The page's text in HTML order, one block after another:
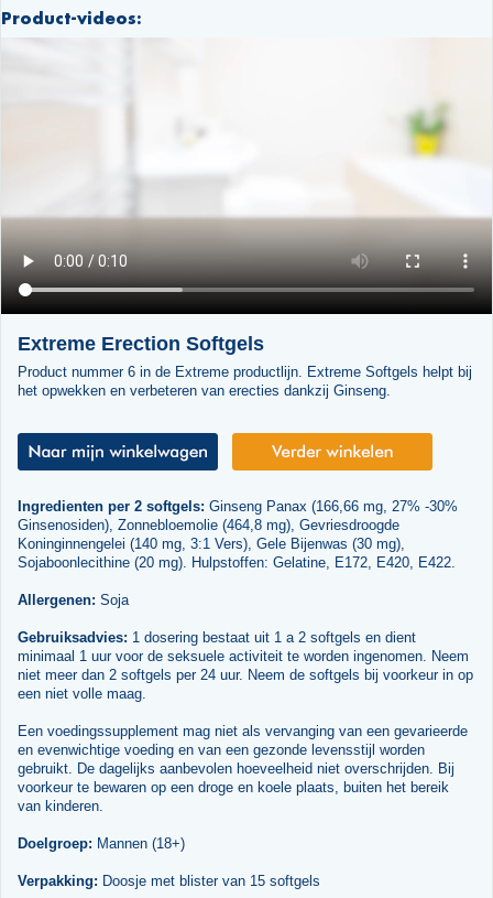
Product-videos:
Extreme Erection Softgels
Product nummer 6 in de Extreme productlijn. Extreme Softgels helpt bij
het opwekken en verbeteren van erecties dankzij Ginseng.
Ingredienten per 2 softgels: Ginseng Panax (166,66 mg, 27% -30%
Ginsenosiden), Zonnebloemolie (464,8 mg), Gevriesdroogde
Koninginnengelei (140 mg, 3:1 Vers), Gele Bijenwas (30 mg),
Sojaboonlecithine (20 mg). Hulpstoffen: Gelatine, E172, E420, E422.
Allergenen: Soja
Gebruiksadvies: 1 dosering bestaat uit 1 a 2 softgels en dient
minimaal 1 uur voor de seksuele activiteit te worden ingenomen. Neem
niet meer dan 2 softgels per 24 uur. Neem de softgels bij voorkeur in op
een niet volle maag.
Een voedingssupplement mag niet als vervanging van een gevarieerde
en evenwichtige voeding en van een gezonde levensstijl worden
gebruikt. De dagelijks aanbevolen hoeveelheid niet overschrijden. Bij
voorkeur te bewaren op een droge en koele plaats, buiten het bereik
van kinderen.
Doelgroep: Mannen (18+)
Verpakking: Doosje met blister van 15 softgels